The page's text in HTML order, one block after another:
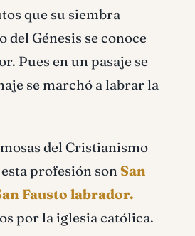
que su siembra
del Génesis se conoce
Pues en un pasaje se
se marchó a labrar la
del Cristianismo
profesión son San
Fausto labrador.
por la iglesia católica.